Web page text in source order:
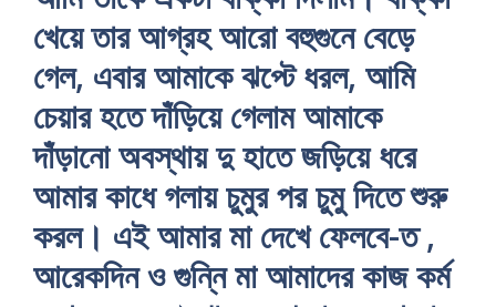
খেয়ে তার আগ্রহ আরো বহুগুনে বেড়ে
গেল, এবার আমাকে ঝপ্টে ধরল, আমি
চেয়ার হতে দাঁড়িয়ে গেলাম আমাকে
দাঁড়ানো অবস্থায় দু হাতে জড়িয়ে ধরে
আমার কাধে গলায় চুমুর পর চুমু দিতে শুরু
করল। এই আমার মা দেখে ফেলবে-ত ,
আরেকদিন ও গুন্নি মা আমাদের কাজ কর্ম